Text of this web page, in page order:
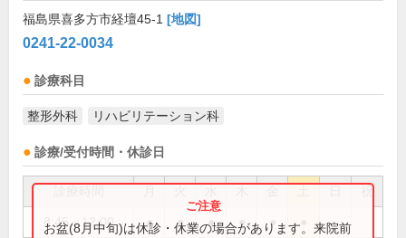
福島県喜多方市経壇45-1 [地図]
0241-22-0034
診療科目
整形外科 リハビリテーション科
診療/受付時間・休診日
祝
8:45～12:00 ● ● ● ● ●
お盆(8月中旬)は休診・休業の場合があります。来院前